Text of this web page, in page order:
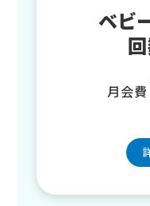
ベビ
月会費